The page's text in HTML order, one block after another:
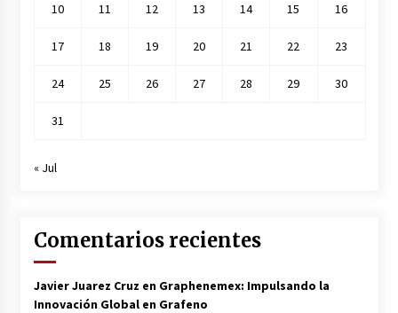
10 11 12 13 14 15 16
17 18 19 20 21 22 23
24 25 26 27 28 29 30
31
« Jul
Comentarios recientes
Javier Juarez Cruz en Graphenemex: Impulsando la
Innovación Global en Grafeno